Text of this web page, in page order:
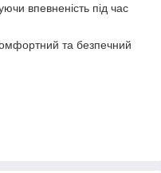
впевненість під час
та безпечний